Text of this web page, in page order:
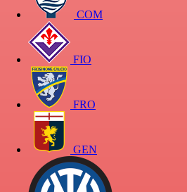
COM
FIO
FRO
GEN